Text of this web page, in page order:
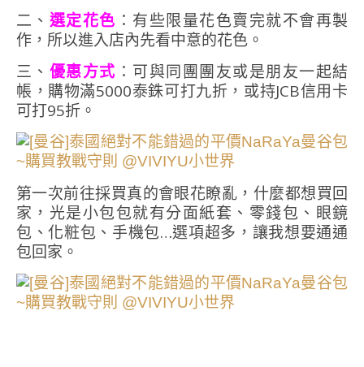
二、 選定花色 ：有些限量花色賣完就不會再製
作，所以進入店內先看中意的花色。
三、 優惠方式 ：可與同團團友或是朋友一起結
帳，購物滿5000泰銖可打九折，或持JCB信用卡
可打95折。
第一次前往採買真的會眼花瞭亂，什麼都想買回
家，光是小包包就有分面紙套、零錢包、眼鏡
包、化粧包、手機包…選項超多，讓我想要通通
包回家。